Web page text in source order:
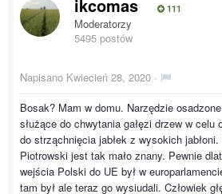
ikcomas 111
Moderatorzy
5495 postów
Napisano Kwiecień 28, 2020 ·
Bosak? Mam w domu. Narzędzie
służące do chwytania gałęzi drzew w celu
do strząchnięcia jabłek z wysokich
Piotrowski jest tak mało znany. Pewnie
wejścia Polski do UE był w
tam był ale teraz go wysiudali. Człowiek